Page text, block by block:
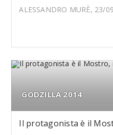
ALESSANDRO MURÈ, 23/
GODZILLA 2014
Il protagonista è il